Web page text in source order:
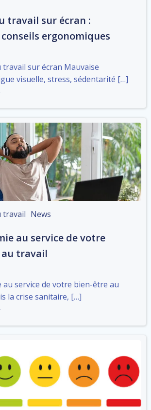
travail sur écran :
ergonomiques
travail sur écran Mauvaise
visuelle, stress, sédentarité […]
travail News
au service de votre
travail
au service de votre bien-être au
la crise sanitaire, […]